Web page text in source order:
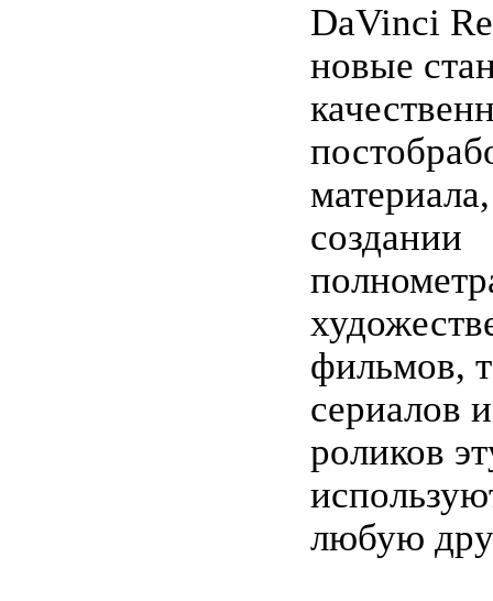
DaVinci
новые
создании
фильмов,
сериалов
роликов
любую